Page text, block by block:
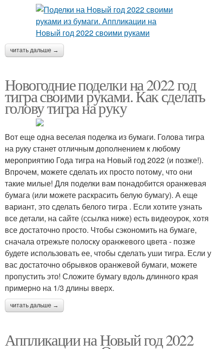
читать дальше →
Новогодние поделки на 2022 год
тигра своими руками. Как сделать
голову тигра на руку
Вот еще одна веселая поделка из бумаги. Голова тигра
на руку станет отличным дополнением к любому
мероприятию Года тигра на Новый год 2022 (и позже!).
Впрочем, можете сделать их просто потому, что они
такие милые! Для поделки вам понадобится оранжевая
бумага (или можете раскрасить белую бумагу). А еще
вариант, это сделать белого тигра . Если хотите узнать
все детали, на сайте (ссылка ниже) есть видеоурок, хотя
все достаточно просто. Чтобы сэкономить на бумаге,
сначала отрежьте полоску оранжевого цвета - позже
будете использовать ее, чтобы сделать уши тигра. Если у
вас достаточно обрывков оранжевой бумаги, можете
пропустить это! Сложите бумагу вдоль длинного края
примерно на 1/3 длины вверх.
читать дальше →
Аппликации на Новый год 2022